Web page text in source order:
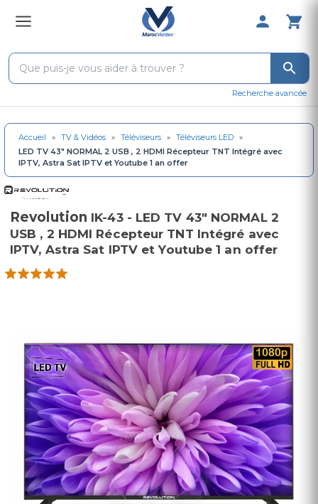
0 Produit
Recherche avancée
Accueil » TV & Vidéos » Téléviseurs » Téléviseurs LED »
LED TV 43″ NORMAL 2 USB , 2 HDMI Récepteur TNT Intégré avec
IPTV, Astra Sat IPTV et Youtube 1 an offer
Revolution IK-43 - LED TV 43″ NORMAL 2
USB , 2 HDMI Récepteur TNT Intégré avec
IPTV, Astra Sat IPTV et Youtube 1 an offer